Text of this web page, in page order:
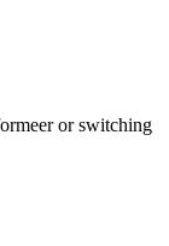
or switching